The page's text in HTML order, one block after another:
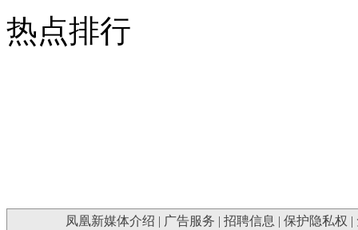
热点排行
凤凰新媒体介绍 | 广告服务 | 招聘信息 | 保护隐私权 |